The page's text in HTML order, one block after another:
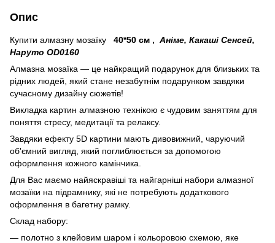
Опис
Купити алмазну мозаїку 40*50 см , Аніме, Какаші Сенсей,
Наруто OD0160
Алмазна мозаїка — це найкращий подарунок для близьких та
рідних людей, який стане незабутнім подарунком завдяки
сучасному дизайну сюжетів!
Викладка картин алмазною технікою є чудовим заняттям для
поняття стресу, медитації та релаксу.
Завдяки ефекту 5D картини мають дивовижний, чаруючий
об'ємний вигляд, який поглиблюється за допомогою
оформлення кожного камінчика.
Для Вас маємо найяскравіші та найгарніші набори алмазної
мозаїки на підрамнику, які не потребують додаткового
оформлення в багетну рамку.
Склад набору:
— полотно з клейовим шаром і кольоровою схемою, яке